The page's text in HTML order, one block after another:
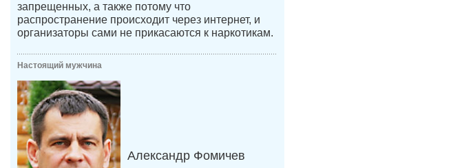
запрещенных, а также потому что
распространение происходит через интернет, и
организаторы сами не прикасаются к наркотикам.
Настоящий мужчина
Александр Фомичев